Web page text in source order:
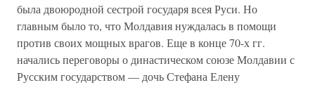
была двоюродной сестрой государя всея Руси. Но
главным было то, что Молдавия нуждалась в помощи
против своих мощных врагов. Еще в конце 70-х гг.
начались переговоры о династическом союзе Молдавии с
Русским государством — дочь Стефана Елену